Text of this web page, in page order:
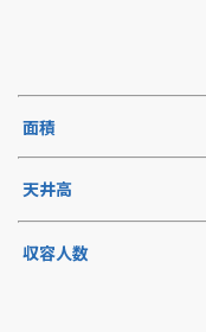
面積
天井高
収容人数